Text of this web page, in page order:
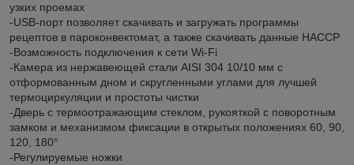
узких проемах
-USB-порт позволяет скачивать и загружать программы
рецептов в пароконвектомат, а также скачивать данные НАССР
-Возможность подключения к сети Wi-Fi
-Камера из нержавеющей стали AISI 304 10/10 мм с
отформованным дном и скругленными углами для лучшей
термоциркуляции и простоты чистки
-Дверь с термоотражающим стеклом, рукояткой с поворотным
замком и механизмом фиксации в открытых положениях 60, 90,
120, 180°
-Регулируемые ножки